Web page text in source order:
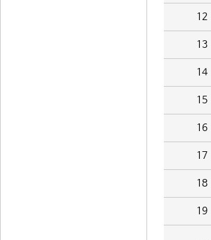
12
13
14
15
16
17
18
19